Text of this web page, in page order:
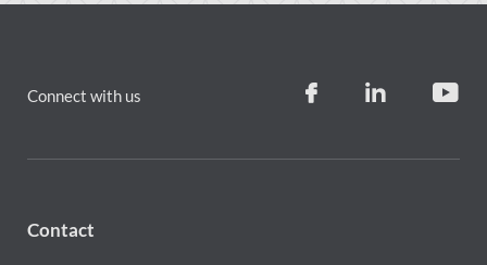
Connect with us
Contact